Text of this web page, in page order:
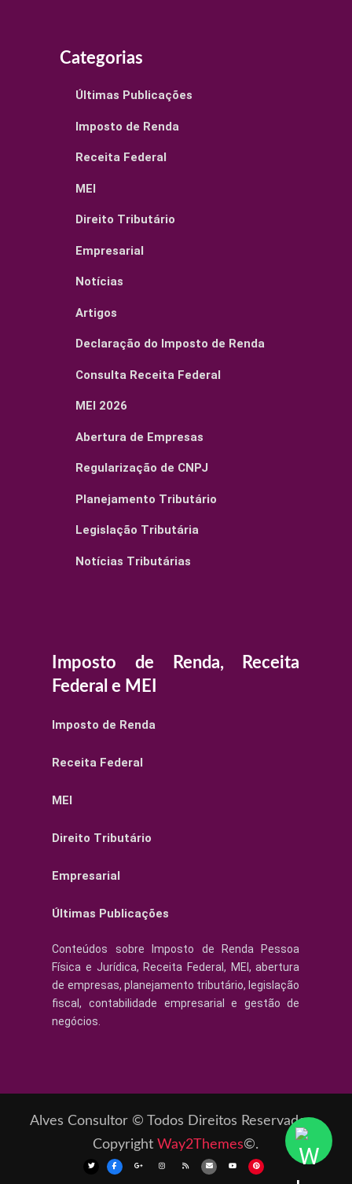
Categorias
Últimas Publicações
Imposto de Renda
Receita Federal
MEI
Direito Tributário
Empresarial
Notícias
Artigos
Declaração do Imposto de Renda
Consulta Receita Federal
MEI 2026
Abertura de Empresas
Regularização de CNPJ
Planejamento Tributário
Legislação Tributária
Notícias Tributárias
Imposto de Renda, Receita
Federal e MEI
Imposto de Renda
Receita Federal
MEI
Direito Tributário
Empresarial
Últimas Publicações
Conteúdos sobre Imposto de Renda Pessoa
Física e Jurídica, Receita Federal, MEI, abertura
de empresas, planejamento tributário, legislação
fiscal, contabilidade empresarial e gestão de
negócios.
Alves Consultor © Todos Direitos Reservados -
Copyright Way2Themes©.